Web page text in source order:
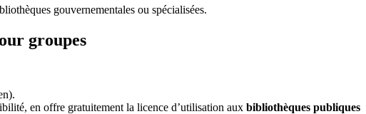
gouvernementales ou spécialisées.
groupes
.
en offre gratuitement la licence d’utilisation aux bibliothèques publiques